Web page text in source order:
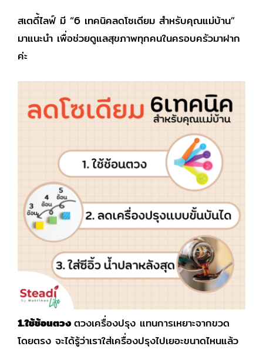
สเตดี้ไลฟ์ มี “6 เทคนิคลดโซเดียม สำหรับคุณแม่บ้าน”
มาแนะนำ เพื่อช่วยดูแลสุขภาพทุกคนในครอบครัวมาฝาก
ค่ะ
1.ใช้ช้อนตวงตวงเครื่องปรุง แทนการเหยาะจากขวด
โดยตรง จะได้รู้ว่าเราใส่เครื่องปรุงไปเยอะขนาดไหนแล้ว